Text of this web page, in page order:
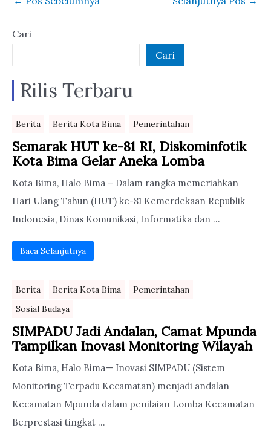
Cari
Cari
Rilis Terbaru
Berita Berita Kota Bima Pemerintahan
Semarak HUT ke-81 RI, Diskominfotik
Kota Bima Gelar Aneka Lomba
Kota Bima, Halo Bima – Dalam rangka memeriahkan
Hari Ulang Tahun (HUT) ke-81 Kemerdekaan Republik
Indonesia, Dinas Komunikasi, Informatika dan ...
Baca Selanjutnya
Berita Berita Kota Bima
Pemerintahan
Sosial Budaya
SIMPADU Jadi Andalan, Camat Mpunda
Tampilkan Inovasi Monitoring Wilayah
Kota Bima, Halo Bima— Inovasi SIMPADU (Sistem
Monitoring Terpadu Kecamatan) menjadi andalan
Kecamatan Mpunda dalam penilaian Lomba Kecamatan
Berprestasi tingkat ...